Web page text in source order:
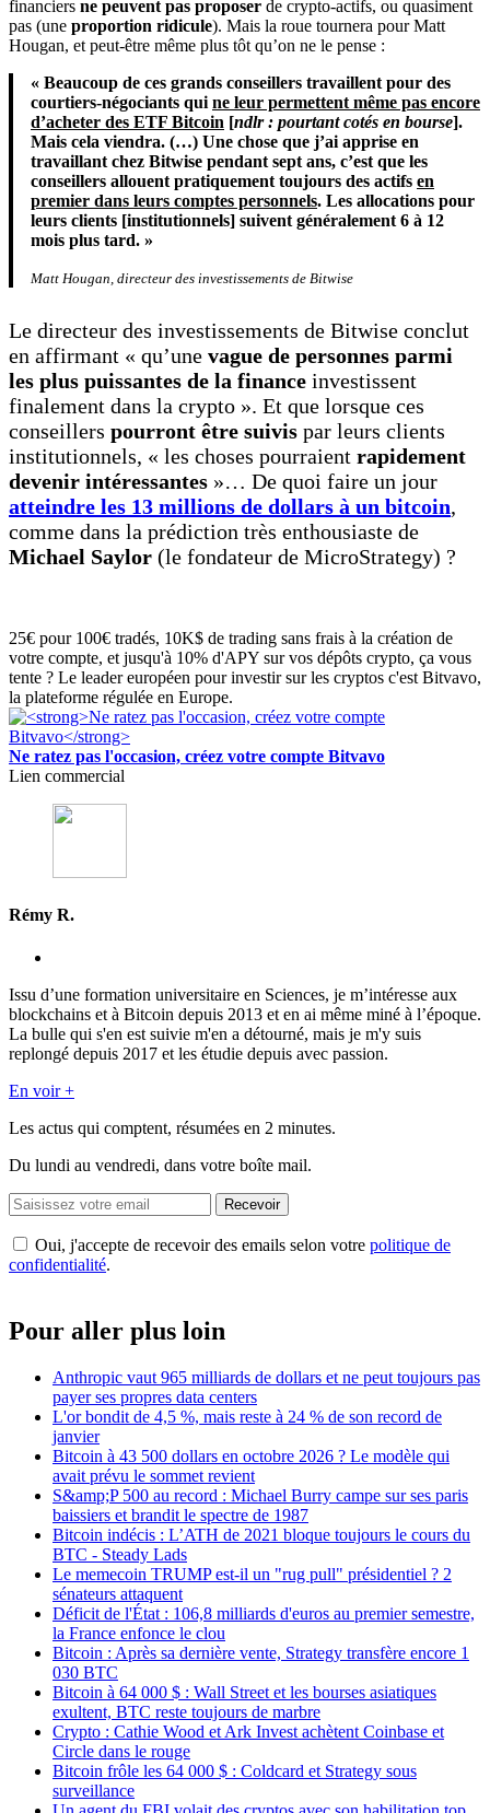
financiers ne peuvent pas proposer de crypto-actifs, ou quasiment
pas (une proportion ridicule). Mais la roue tournera pour Matt
Hougan, et peut-être même plus tôt qu’on ne le pense :
« Beaucoup de ces grands conseillers travaillent pour des
courtiers-négociants qui ne leur permettent même pas encore
d’acheter des ETF Bitcoin [ndlr : pourtant cotés en bourse].
Mais cela viendra. (…) Une chose que j’ai apprise en
travaillant chez Bitwise pendant sept ans, c’est que les
conseillers allouent pratiquement toujours des actifs en
premier dans leurs comptes personnels. Les allocations pour
leurs clients [institutionnels] suivent généralement 6 à 12
mois plus tard. »
Matt Hougan, directeur des investissements de Bitwise
Le directeur des investissements de Bitwise conclut
en affirmant « qu’une vague de personnes parmi
les plus puissantes de la finance investissent
finalement dans la crypto ». Et que lorsque ces
conseillers pourront être suivis par leurs clients
institutionnels, « les choses pourraient rapidement
devenir intéressantes »… De quoi faire un jour
atteindre les 13 millions de dollars à un bitcoin,
comme dans la prédiction très enthousiaste de
Michael Saylor (le fondateur de MicroStrategy) ?
25€ pour 100€ tradés, 10K$ de trading sans frais à la création de
votre compte, et jusqu'à 10% d'APY sur vos dépôts crypto, ça vous
tente ? Le leader européen pour investir sur les cryptos c'est Bitvavo,
la plateforme régulée en Europe.
Ne ratez pas l'occasion, créez votre compte Bitvavo
Lien commercial
Rémy R.
Issu d’une formation universitaire en Sciences, je m’intéresse aux
blockchains et à Bitcoin depuis 2013 et en ai même miné à l’époque.
La bulle qui s'en est suivie m'en a détourné, mais je m'y suis
replongé depuis 2017 et les étudie depuis avec passion.
En voir +
Les actus qui comptent, résumées en 2 minutes.
Du lundi au vendredi, dans votre boîte mail.
Recevoir
Oui, j'accepte de recevoir des emails selon votre politique de
confidentialité.
Pour aller plus loin
Anthropic vaut 965 milliards de dollars et ne peut toujours pas
payer ses propres data centers
L'or bondit de 4,5 %, mais reste à 24 % de son record de
janvier
Bitcoin à 43 500 dollars en octobre 2026 ? Le modèle qui
avait prévu le sommet revient
S&amp;P 500 au record : Michael Burry campe sur ses paris
baissiers et brandit le spectre de 1987
Bitcoin indécis : L’ATH de 2021 bloque toujours le cours du
BTC - Steady Lads
Le memecoin TRUMP est-il un "rug pull" présidentiel ? 2
sénateurs attaquent
Déficit de l'État : 106,8 milliards d'euros au premier semestre,
la France enfonce le clou
Bitcoin : Après sa dernière vente, Strategy transfère encore 1
030 BTC
Bitcoin à 64 000 $ : Wall Street et les bourses asiatiques
exultent, BTC reste toujours de marbre
Crypto : Cathie Wood et Ark Invest achètent Coinbase et
Circle dans le rouge
Bitcoin frôle les 64 000 $ : Coldcard et Strategy sous
surveillance